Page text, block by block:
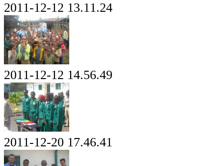
2011-12-12 13.11.24
2011-12-12 14.56.49
2011-12-20 17.46.41